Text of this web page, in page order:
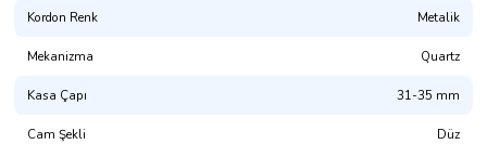
Kordon Renk Metalik
Mekanizma Quartz
Kasa Çapı 31-35 mm
Cam Şekli Düz